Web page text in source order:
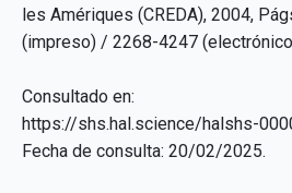
les Amériques (CREDA), 2004,
(impreso) / 2268-4247
Consultado en:
https://shs.hal.science/halshs-
Fecha de consulta: 20/02/2025.